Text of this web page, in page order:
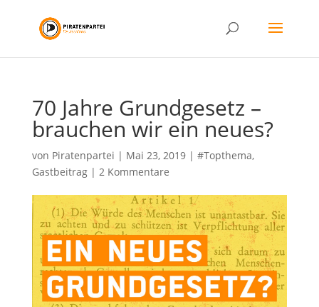
70 Jahre Grundgesetz –
brauchen wir ein neues?
von Piratenpartei | Mai 23, 2019| #Topthema,
Gastbeitrag| 2 Kommentare